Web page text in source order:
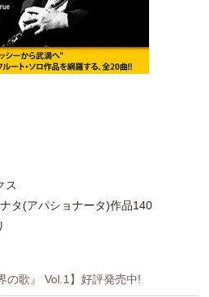
ス
タ(アパショナータ)作品140
の歌』 Vol.1】好評発売中!